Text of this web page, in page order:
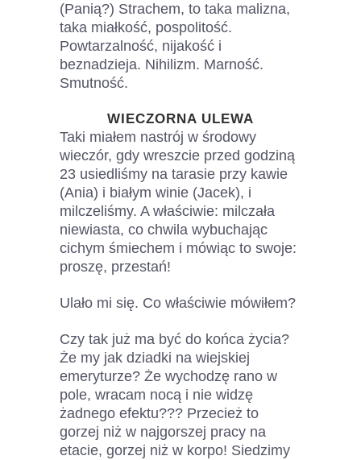
(Panią?) Strachem, to taka malizna,
taka miałkość, pospolitość.
Powtarzalność, nijakość i
beznadzieja. Nihilizm. Marność.
Smutność.
WIECZORNA ULEWA
Taki miałem nastrój w środowy
wieczór, gdy wreszcie przed godziną
23 usiedliśmy na tarasie przy kawie
(Ania) i białym winie (Jacek), i
milczeliśmy. A właściwie: milczała
niewiasta, co chwila wybuchając
cichym śmiechem i mówiąc to swoje:
proszę, przestań!
Ulało mi się. Co właściwie mówiłem?
Czy tak już ma być do końca życia?
Że my jak dziadki na wiejskiej
emeryturze? Że wychodzę rano w
pole, wracam nocą i nie widzę
żadnego efektu??? Przecież to
gorzej niż w najgorszej pracy na
etacie, gorzej niż w korpo! Siedzimy